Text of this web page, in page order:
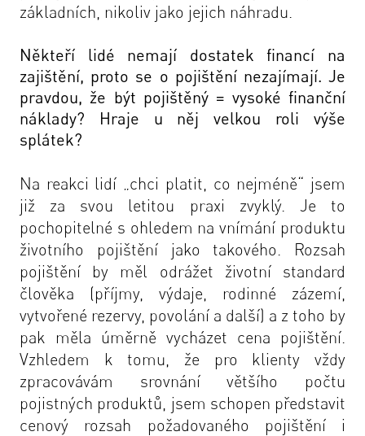
základních, nikoliv jako jejich náhradu.
Někteří lidé nemají dostatek financí na
zajištění, proto se o pojištění nezajímají. Je
pravdou, že být pojištěný = vysoké finanční
náklady? Hraje u něj velkou roli výše
splátek?
Na reakci lidí „chci platit, co nejméně“ jsem
již za svou letitou praxi zvyklý. Je to
pochopitelné s ohledem na vnímání produktu
životního pojištění jako takového. Rozsah
pojištění by měl odrážet životní standard
člověka (příjmy, výdaje, rodinné zázemí,
vytvořené rezervy, povolání a další) a z toho by
pak měla úměrně vycházet cena pojištění.
Vzhledem k tomu, že pro klienty vždy
zpracovávám srovnání většího počtu
pojistných produktů, jsem schopen představit
cenový rozsah požadovaného pojištění i